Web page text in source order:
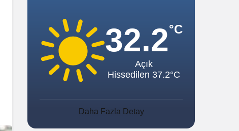
Sistem modunu seçin.
32.2°C
Açık
Hissedilen 37.2°C
Daha Fazla Detay